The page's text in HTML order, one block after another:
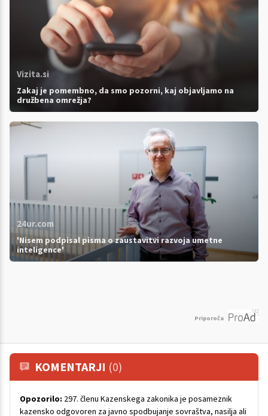
Vizita.si
Zakaj je pomembno, da smo pozorni, kaj objavljamo na
družbena omrežja?
24ur.com
'Nisem podpisal pisma o zaustavitvi razvoja umetne
inteligence'
Priporoča
KOMENTARJI (0)
Opozorilo: 297. členu Kazenskega zakonika je posameznik
kazensko odgovoren za javno spodbujanje sovraštva, nasilja ali